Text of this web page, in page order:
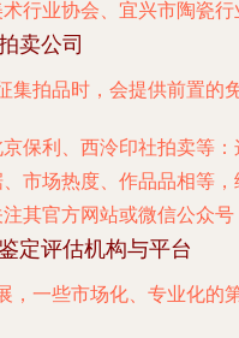
行业协会、 宜兴市陶瓷行
卖公司
集拍品时，会提供前置的
保利、西泠印社拍卖等
市场热度、作品品相等
注其官方网站或微信公众
定评估机构与平台
，一些市场化、专业化的